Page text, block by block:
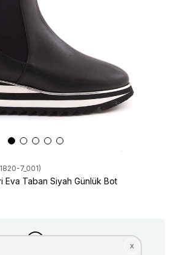
7_001)
Eva Taban Siyah Günlük Bot